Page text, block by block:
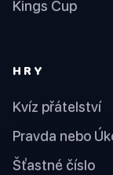
Kings Cup
HRY
Kvíz přátelství
Pravda nebo
Šťastné číslo